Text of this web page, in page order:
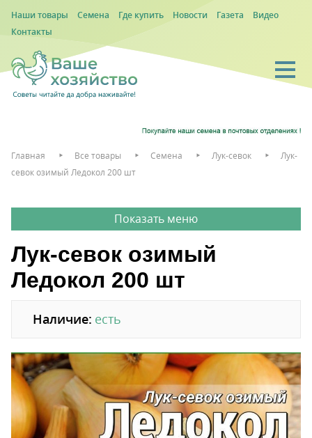
Наши товары Семена Где купить Новости Газета
Видео
Контакты
Главная Все товары Семена Лук-севок
Лук-
севок озимый Ледокол 200 шт
Лук-севок озимый
Ледокол 200 шт
Наличие: есть